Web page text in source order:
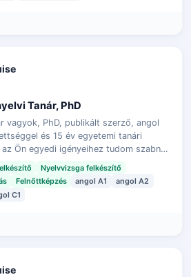
Tanár, PhD
vagyok, PhD, publikált szerző, angol
és 15 év egyetemi tanári
Ön egyedi igényeihez tudom szabni.
Nyelvvizsga felkészítő
Felnőttképzés angol A1
angol A2
C1